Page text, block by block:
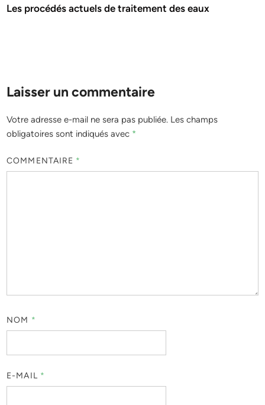
Les procédés actuels de traitement des eaux
Laisser un commentaire
Votre adresse e-mail ne sera pas publiée. Les champs
obligatoires sont indiqués avec *
COMMENTAIRE *
NOM *
E-MAIL *